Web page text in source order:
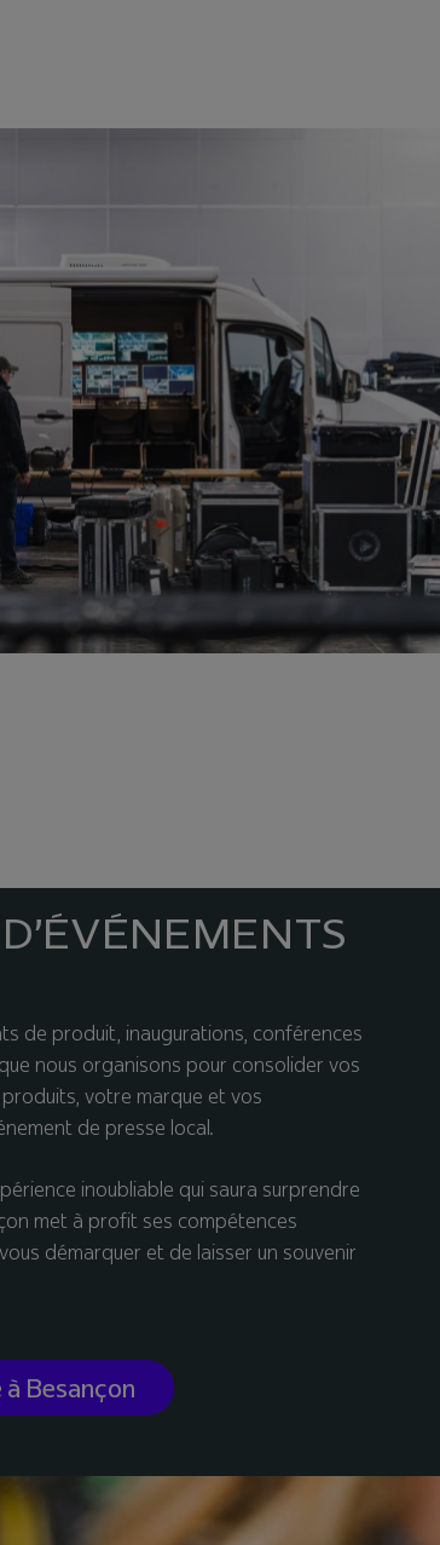
de produit, inaugurations, conférences
nous organisons pour consolider vos
votre marque et vos
de presse local.
inoubliable qui saura surprendre
met à profit ses compétences
démarquer et de laisser un souvenir
Besançon